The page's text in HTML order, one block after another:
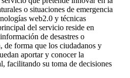
o situaciones de emergencia
web2.0 y técnicas
del servicio reside en
de desastres o
de forma que los ciudadanos y
aportar y conocer la
facilitando su toma de decisiones